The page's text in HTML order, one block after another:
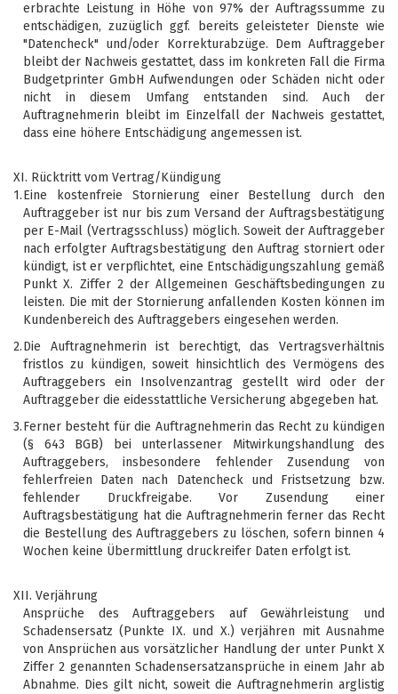
erbrachte Leistung in Höhe von 97% der Auftragssumme zu
entschädigen, zuzüglich ggf. bereits geleisteter Dienste wie
"Datencheck" und/oder Korrekturabzüge. Dem Auftraggeber
bleibt der Nachweis gestattet, dass im konkreten Fall die Firma
Budgetprinter GmbH Aufwendungen oder Schäden nicht oder
nicht in diesem Umfang entstanden sind. Auch der
Auftragnehmerin bleibt im Einzelfall der Nachweis gestattet,
dass eine höhere Entschädigung angemessen ist.
XI. Rücktritt vom Vertrag/Kündigung
1.Eine kostenfreie Stornierung einer Bestellung durch den
Auftraggeber ist nur bis zum Versand der Auftragsbestätigung
per E-Mail (Vertragsschluss) möglich. Soweit der Auftraggeber
nach erfolgter Auftragsbestätigung den Auftrag storniert oder
kündigt, ist er verpflichtet, eine Entschädigungszahlung gemäß
Punkt X. Ziffer 2 der Allgemeinen Geschäftsbedingungen zu
leisten. Die mit der Stornierung anfallenden Kosten können im
Kundenbereich des Auftraggebers eingesehen werden.
2.Die Auftragnehmerin ist berechtigt, das Vertragsverhältnis
fristlos zu kündigen, soweit hinsichtlich des Vermögens des
Auftraggebers ein Insolvenzantrag gestellt wird oder der
Auftraggeber die eidesstattliche Versicherung abgegeben hat.
3.Ferner besteht für die Auftragnehmerin das Recht zu kündigen
(§ 643 BGB) bei unterlassener Mitwirkungshandlung des
Auftraggebers, insbesondere fehlender Zusendung von
fehlerfreien Daten nach Datencheck und Fristsetzung bzw.
fehlender Druckfreigabe. Vor Zusendung einer
Auftragsbestätigung hat die Auftragnehmerin ferner das Recht
die Bestellung des Auftraggebers zu löschen, sofern binnen 4
Wochen keine Übermittlung druckreifer Daten erfolgt ist.
XII. Verjährung
Ansprüche des Auftraggebers auf Gewährleistung und
Schadensersatz (Punkte IX. und X.) verjähren mit Ausnahme
von Ansprüchen aus vorsätzlicher Handlung der unter Punkt X
Ziffer 2 genannten Schadensersatzansprüche in einem Jahr ab
Abnahme. Dies gilt nicht, soweit die Auftragnehmerin arglistig